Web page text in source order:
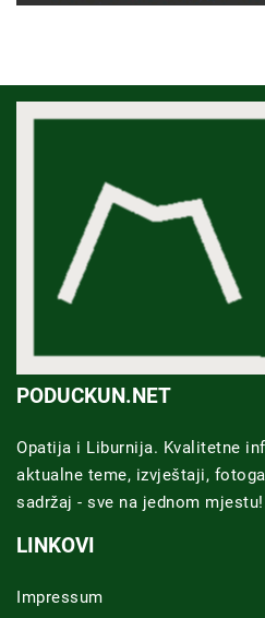
PODUCKUN.NET
Opatija i Liburnija. Kvalitetne
aktualne teme, izvještaji,
sadržaj - sve na jednom mjestu!
LINKOVI
Impressum